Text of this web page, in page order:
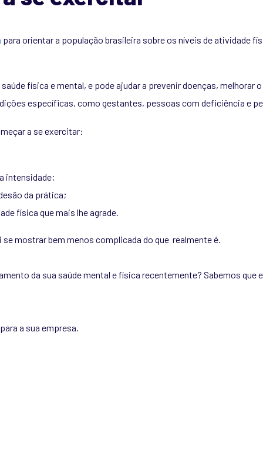
para orientar a população brasileira sobre os níveis de atividade
física e mental, e pode ajudar a prevenir doenças, melhorar
específicas, como gestantes, pessoas com deficiência e
a se exercitar:
intensidade;
da prática;
física que mais lhe agrade.
mostrar bem menos complicada do que realmente é.
da sua saúde mental e física recentemente? Sabemos que
a sua empresa.